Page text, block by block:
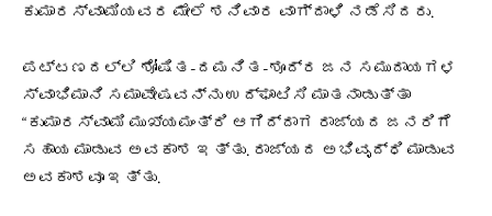
ಕುಮಾರಸ್ವಾಮಿಯವರ ಮೇಲೆ ಶನಿವಾರ ವಾಗ್ದಾಳಿ ನಡೆಸಿದರು.
ಪಟ್ಟಣದಲ್ಲಿ ಶೋಷಿತ-ದಮನಿತ-ಶೂದ್ರ ಜನ ಸಮುದಾಯಗಳ
ಸ್ವಾಭಿಮಾನಿ ಸಮಾವೇಷವನ್ನು ಉದ್ಘಾಟಿಸಿ ಮಾತನಾಡುತ್ತಾ
“ಕುಮಾರಸ್ವಾಮಿ ಮುಖ್ಯಮಂತ್ರಿ ಆಗಿದ್ದಾಗ ರಾಜ್ಯದ ಜನರಿಗೆ
ಸಹಾಯ ಮಾಡುವ ಅವಕಾಶ ಇತ್ತು. ರಾಜ್ಯದ ಅಭಿವೃದ್ಧಿ ಮಾಡುವ
ಅವಕಾಶವೂ ಇತ್ತು.